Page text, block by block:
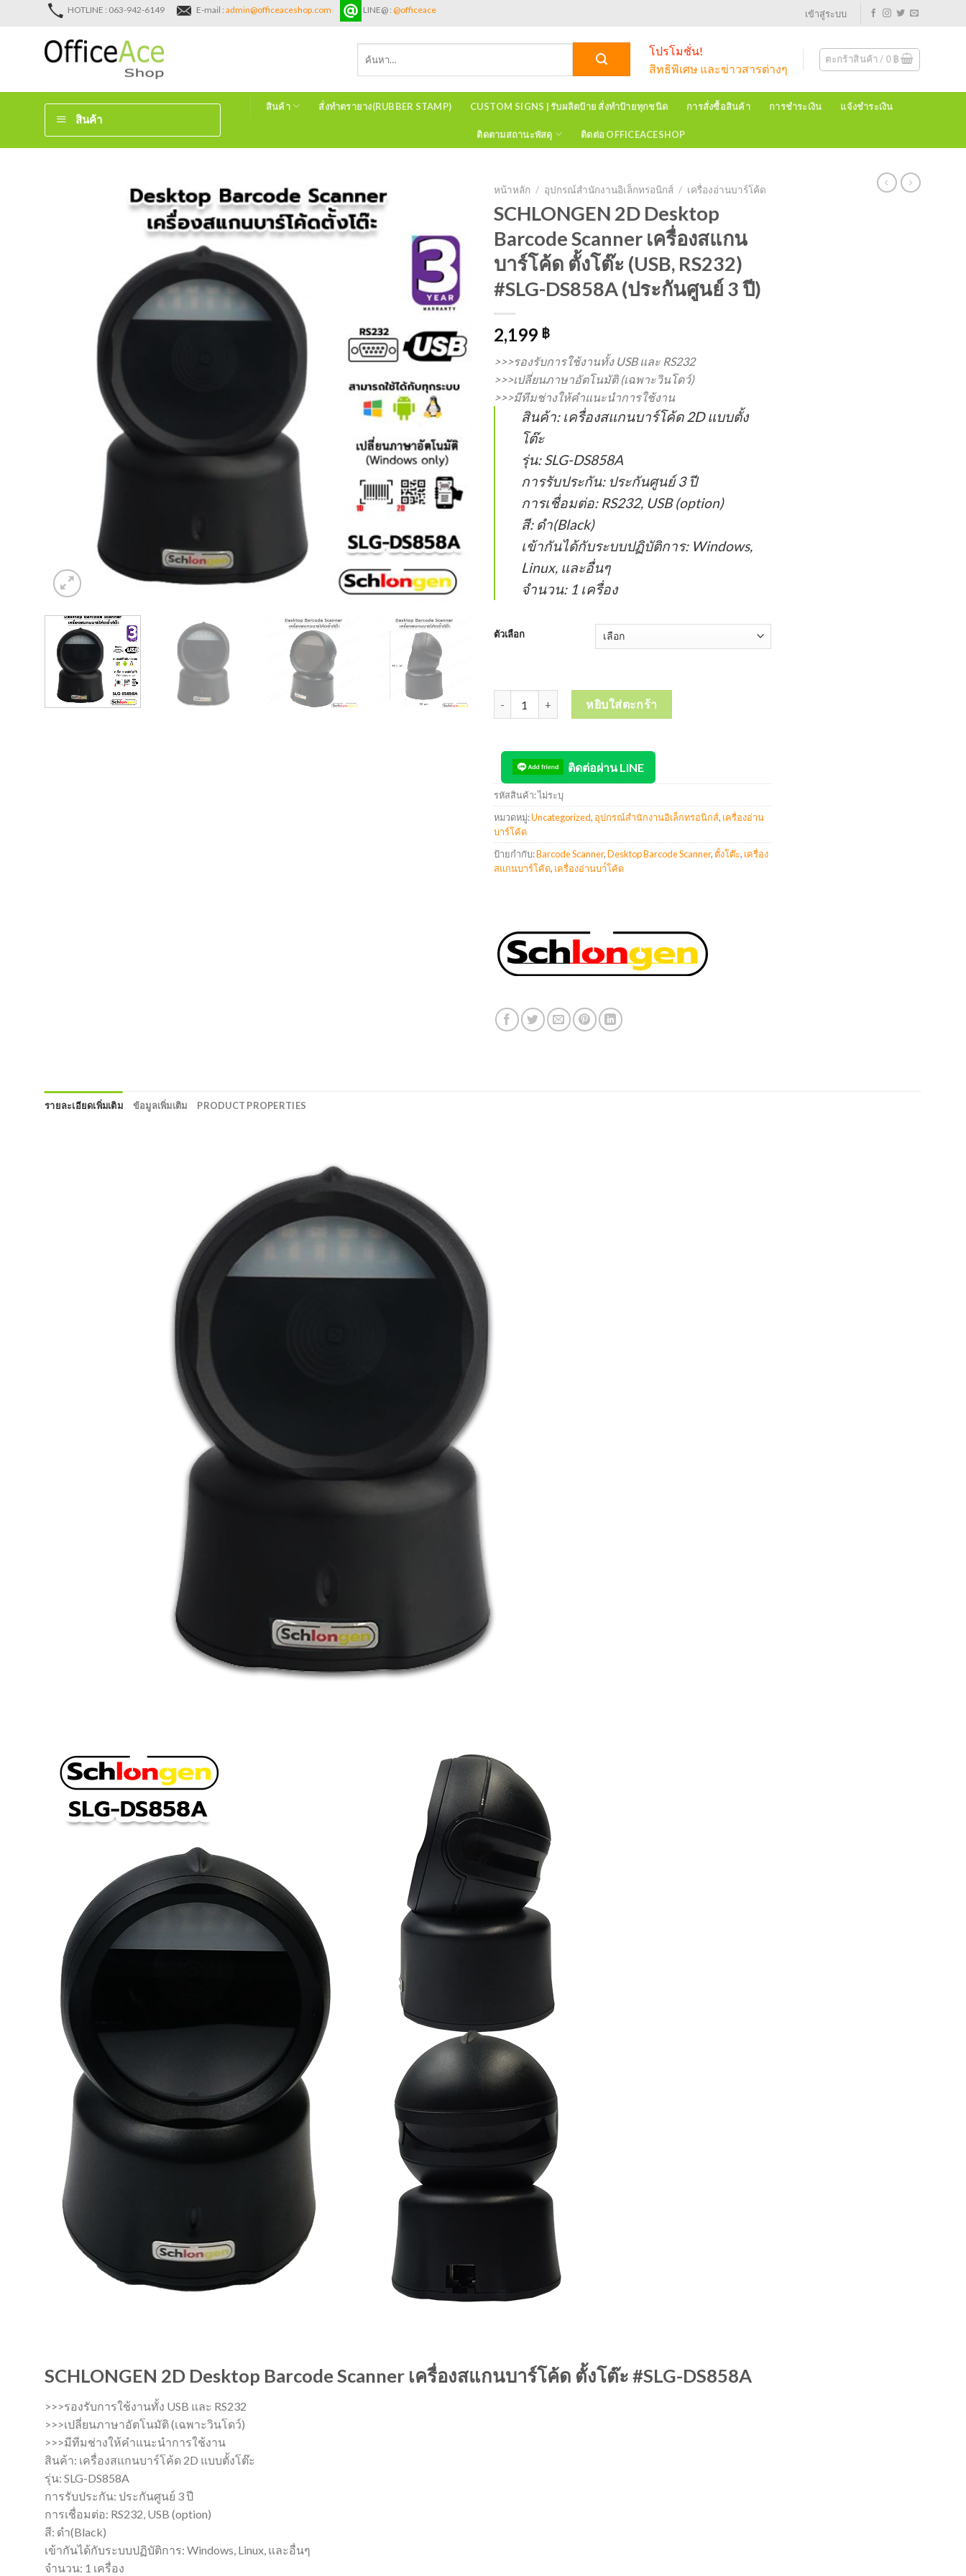
HOTLINE : 063-942-6149 E-mail : admin@officeaceshop.com LINE@ : @officeace เข้าสู่ระบบ
โปรโมชั่น!
สิทธิพิเศษ และข่าวสารต่างๆ
ตะกร้าสินค้า / 0฿
สินค้า
สินค้า สั่งทำตรายาง(RUBBER STAMP) CUSTOM SIGNS | รับผลิตป้าย สั่งทำป้ายทุกชนิด การสั่งซื้อสินค้า การชำระเงิน แจ้งชำระเงิน
ติดตามสถานะพัสดุ ติดต่อ OFFICEACESHOP
หน้าหลัก / อุปกรณ์สำนักงานอิเล็กทรอนิกส์ / เครื่องอ่านบาร์โค้ด
SCHLONGEN 2D Desktop
Barcode Scanner เครื่องสแกน
บาร์โค้ด ตั้งโต๊ะ (USB, RS232)
#SLG-DS858A (ประกันศูนย์ 3 ปี)
2,199 ฿
>>>รองรับการใช้งานทั้ง USB และ RS232
>>>เปลี่ยนภาษาอัตโนมัติ (เฉพาะวินโดว์)
>>>มีทีมช่างให้คำแนะนำการใช้งาน
สินค้า: เครื่องสแกนบาร์โค้ด 2D แบบตั้ง
โต๊ะ
รุ่น: SLG-DS858A
การรับประกัน: ประกันศูนย์ 3 ปี
การเชื่อมต่อ: RS232, USB (option)
สี: ดำ(Black)
เข้ากันได้กับระบบปฏิบัติการ: Windows,
Linux, และอื่นๆ
จำนวน: 1 เครื่อง
ตัวเลือก
จำนวน SCHLONGEN 2D Desktop Barcode Scanner เครื่องสแกนบาร์โค้ด ตั้งโต๊ะ (USB, RS232) #SLG-
หยิบใส่ตะกร้า
ติดต่อผ่าน LINE
รหัสสินค้า:ไม่ระบุ
หมวดหมู่:Uncategorized, อุปกรณ์สำนักงานอิเล็กทรอนิกส์, เครื่องอ่าน
บาร์โค้ด
ป้ายกำกับ:Barcode Scanner,Desktop Barcode Scanner, ตั้งโต๊ะ, เครื่อง
สแกนบาร์โค้ด, เครื่องอ่านบา์โค้ด
รายละเอียดเพิ่มเติม ข้อมูลเพิ่มเติม PRODUCT PROPERTIES
SCHLONGEN 2D Desktop Barcode Scanner เครื่องสแกนบาร์โค้ด ตั้งโต๊ะ #SLG-DS858A
>>>รองรับการใช้งานทั้ง USB และ RS232
>>>เปลี่ยนภาษาอัตโนมัติ (เฉพาะวินโดว์)
>>>มีทีมช่างให้คำแนะนำการใช้งาน
สินค้า: เครื่องสแกนบาร์โค้ด 2D แบบตั้งโต๊ะ
รุ่น: SLG-DS858A
การรับประกัน: ประกันศูนย์ 3 ปี
การเชื่อมต่อ: RS232, USB (option)
สี: ดำ(Black)
เข้ากันได้กับระบบปฏิบัติการ: Windows, Linux, และอื่นๆ
จำนวน: 1 เครื่อง